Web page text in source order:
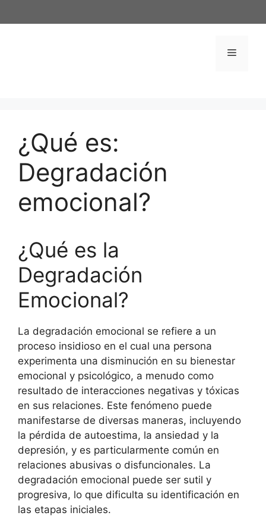
al
Menú
¿Qué es:
Degradación
emocional?
¿Qué es la
Degradación
Emocional?
La degradación emocional se refiere a un
proceso insidioso en el cual una persona
experimenta una disminución en su bienestar
emocional y psicológico, a menudo como
resultado de interacciones negativas y tóxicas
en sus relaciones. Este fenómeno puede
manifestarse de diversas maneras, incluyendo
la pérdida de autoestima, la ansiedad y la
depresión, y es particularmente común en
relaciones abusivas o disfuncionales. La
degradación emocional puede ser sutil y
progresiva, lo que dificulta su identificación en
las etapas iniciales.